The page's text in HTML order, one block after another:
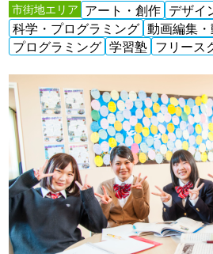
市街地エリア アート・創作 デザイ
科学・プログラミング 動画編集
プログラミング 学習塾 フリース